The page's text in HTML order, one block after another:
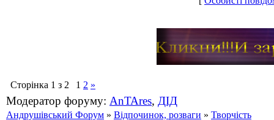
Сторінка 1 з 2 1 2 »
Модератор форуму: AnTAres, ДІД
Андрушівський Форум » Відпочинок, розваги » Творчість